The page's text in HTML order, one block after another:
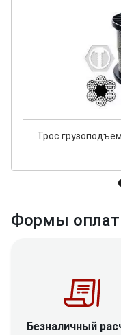
Трос
Формы
Безналичный